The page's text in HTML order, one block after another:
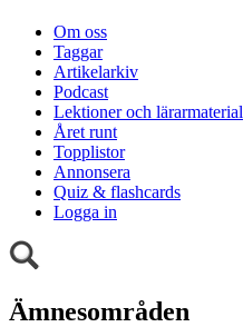
Om oss
Taggar
Artikelarkiv
Podcast
Lektioner och lärarmaterial
Året runt
Topplistor
Annonsera
Quiz & flashcards
Logga in
Ämnesområden